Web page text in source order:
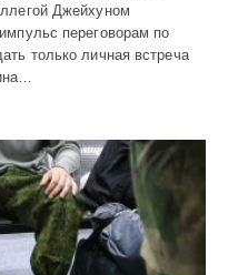
Джейхуном
переговорам по
только личная встреча